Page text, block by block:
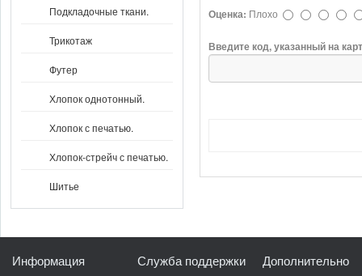
Подкладочные ткани.
Трикотаж
Футер
Хлопок однотонный.
Хлопок с печатью.
Хлопок-стрейч с печатью.
Шитье
Оценка: Плохо
Введите код, указанный на
Информация Служба поддержки Дополнительно